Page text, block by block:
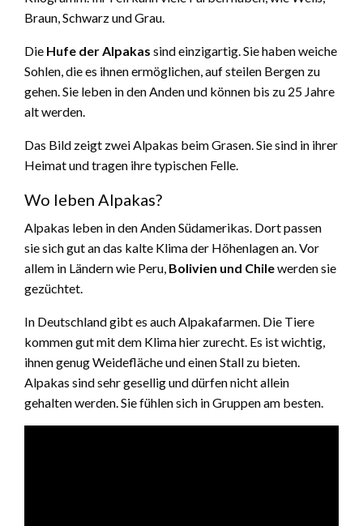
Braun, Schwarz und Grau.
Die Hufe der Alpakas sind einzigartig. Sie haben weiche
Sohlen, die es ihnen ermöglichen, auf steilen Bergen zu
gehen. Sie leben in den Anden und können bis zu 25 Jahre
alt werden.
Das Bild zeigt zwei Alpakas beim Grasen. Sie sind in ihrer
Heimat und tragen ihre typischen Felle.
Wo leben Alpakas?
Alpakas leben in den Anden Südamerikas. Dort passen
sie sich gut an das kalte Klima der Höhenlagen an. Vor
allem in Ländern wie Peru, Bolivien und Chilewerden sie
gezüchtet.
In Deutschland gibt es auch Alpakafarmen. Die Tiere
kommen gut mit dem Klima hier zurecht. Es ist wichtig,
ihnen genug Weidefläche und einen Stall zu bieten.
Alpakas sind sehr gesellig und dürfen nicht allein
gehalten werden. Sie fühlen sich in Gruppen am besten.